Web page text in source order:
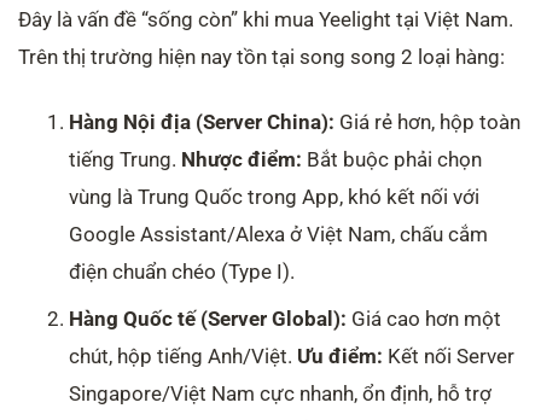
Đây là vấn đề “sống còn” khi mua Yeelight tại Việt Nam.
Trên thị trường hiện nay tồn tại song song 2 loại hàng:
Hàng Nội địa (Server China): Giá rẻ hơn, hộp toàn
tiếng Trung. Nhược điểm: Bắt buộc phải chọn
vùng là Trung Quốc trong App, khó kết nối với
Google Assistant/Alexa ở Việt Nam, chấu cắm
điện chuẩn chéo (Type I).
Hàng Quốc tế (Server Global): Giá cao hơn một
chút, hộp tiếng Anh/Việt. Ưu điểm: Kết nối Server
Singapore/Việt Nam cực nhanh, ổn định, hỗ trợ